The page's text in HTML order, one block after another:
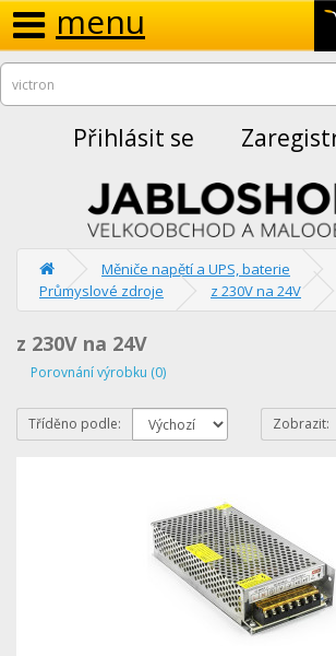
menu
Přihlásit se
Měniče napětí a UPS, baterie
Průmyslové zdroje
z 230V na 24V
z 230V na 24V
Porovnání výrobku (0)
Tříděno podle: Zobrazit: